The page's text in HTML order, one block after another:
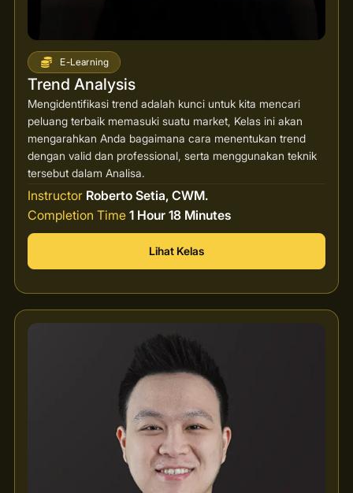
E-Learning
Trend Analysis
Mengidentifikasi trend adalah kunci untuk kita mencari
peluang terbaik memasuki suatu market, Kelas ini akan
mengarahkan Anda bagaimana cara menentukan trend
dengan valid dan professional, serta menggunakan teknik
tersebut dalam Analisa.
Instructor Roberto Setia, CWM.
Completion Time 1 Hour 18 Minutes
Lihat Kelas